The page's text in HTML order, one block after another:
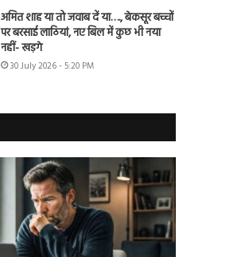
अमित शाह या तो जवाब दें या…., बेकसूर बच्चों
पर बरसाई लाठियां, नए बिल में कुछ भी नया
नहीं- खड़गे
30 July 2026 - 5:20 PM